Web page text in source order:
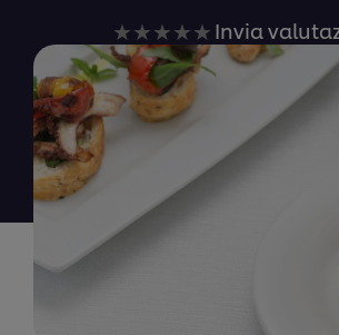
inviata
per
questo
Invia